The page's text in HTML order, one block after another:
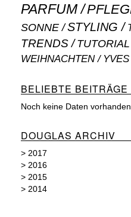
PARFUM
SONNE STYLING
TRENDS TUTORIAL
WEIHNACHTEN
BELIEBTE BEITRÄGE
Noch keine Daten vorhanden.
DOUGLAS ARCHIV
> 2017
> 2016
> 2015
> 2014